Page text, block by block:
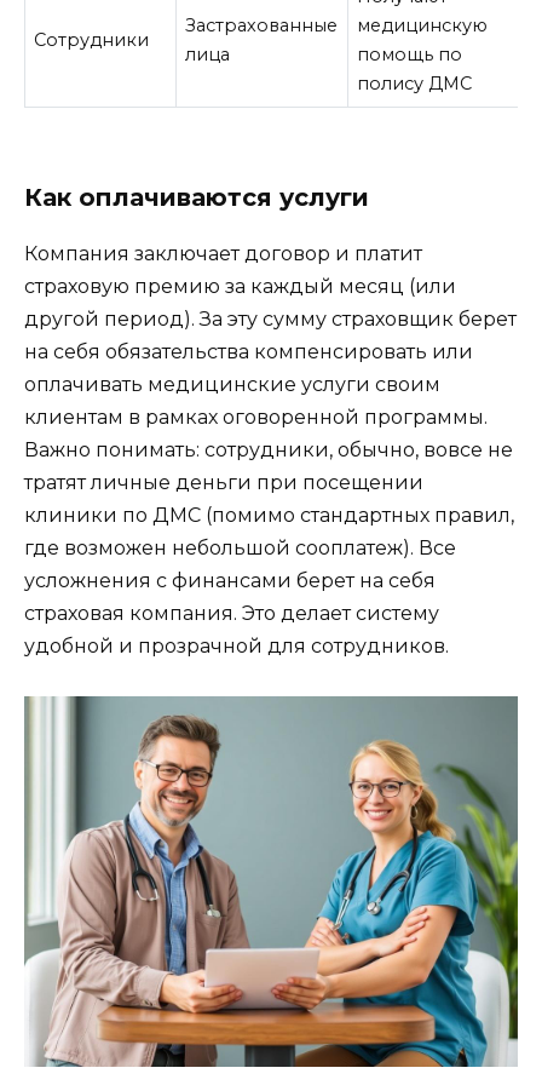
Сотрудники
Застрахованные
лица
медицинскую
помощь по
полису ДМС
Как оплачиваются услуги
Компания заключает договор и платит
страховую премию за каждый месяц (или
другой период). За эту сумму страховщик берет
на себя обязательства компенсировать или
оплачивать медицинские услуги своим
клиентам в рамках оговоренной программы.
Важно понимать: сотрудники, обычно, вовсе не
тратят личные деньги при посещении
клиники по ДМС (помимо стандартных правил,
где возможен небольшой сооплатеж). Все
усложнения с финансами берет на себя
страховая компания. Это делает систему
удобной и прозрачной для сотрудников.